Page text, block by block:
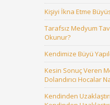
Kişiyi İkna Etme
Tarafsız Medyum
Okunur?
Kendimize Büyü
Kesin Sonuç Veren
Dolandırıcı Hocalar
Kendinden